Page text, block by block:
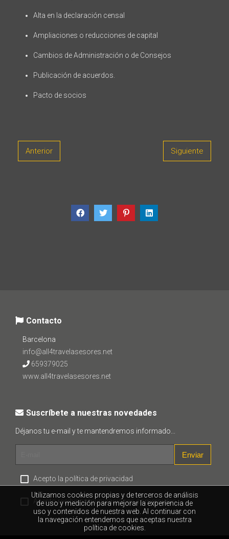
Alta en la declaración censal
Ampliaciones o reducciones de capital
Cambios de Administración o de Consejos
Publicación de acuerdos.
Pacto de socios
Anterior Siguiente
Contacto
Barcelona
info@all4travelasesores.net
659379025
www.all4travelasesores.net
Suscríbete a nuestras novedades
Déjanos tu e-mail y te mantendremos informado...
Enviar
Acepto la política de privacidad
Acepto recibir comunicaciones comerciales.
Utilizamos cookies propias y de terceros de análisis
de uso y medición para mejorar la experiencia de
uso y contenidos de nuestra web. Al continuar con
la navegación entendemos que aceptas nuestra
política de cookies.